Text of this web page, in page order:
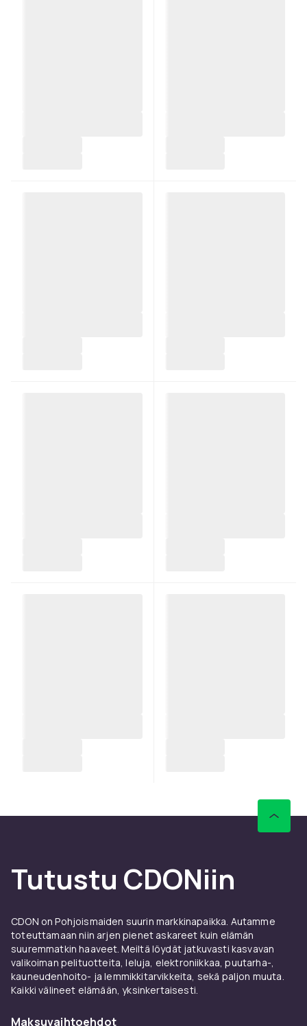
Tutustu CDONiin
CDON on Pohjoismaiden suurin markkinapaikka. Autamme
toteuttamaan niin arjen pienet askareet kuin elämän
suuremmatkin haaveet. Meiltä löydät jatkuvasti kasvavan
valikoiman pelituotteita, leluja, elektroniikkaa, puutarha-,
kauneudenhoito- ja lemmikkitarvikkeita, sekä paljon muuta.
Kaikki välineet elämään, yksinkertaisesti.
Maksuvaihtoehdot